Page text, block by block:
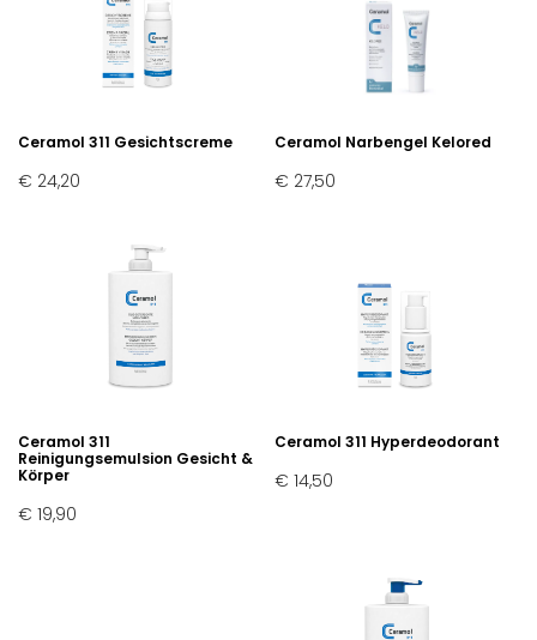
Ceramol 311 Gesichtscreme
€ 24,20
Ceramol Narbengel Kelored
€ 27,50
Ceramol 311
Reinigungsemulsion Gesicht &
Körper
€ 19,90
Ceramol 311 Hyperdeodorant
€ 14,50